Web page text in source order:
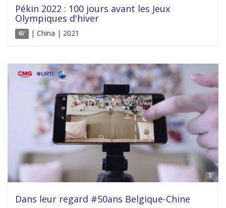
Pékin 2022 : 100 jours avant les Jeux
Olympiques d'hiver
60' | China | 2021
5'
Dans leur regard #50ans Belgique-Chine